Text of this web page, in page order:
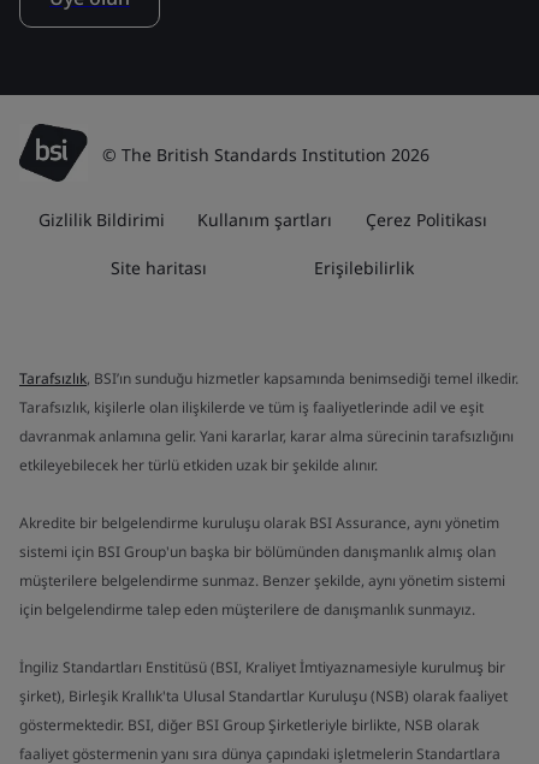
© The British Standards Institution 2026
Gizlilik Bildirimi Kullanım şartları Çerez Politikası
Site haritası Erişilebilirlik
Tarafsızlık, BSI’ın sunduğu hizmetler kapsamında benimsediği temel ilkedir.
Tarafsızlık, kişilerle olan ilişkilerde ve tüm iş faaliyetlerinde adil ve eşit
davranmak anlamına gelir. Yani kararlar, karar alma sürecinin tarafsızlığını
etkileyebilecek her türlü etkiden uzak bir şekilde alınır.
Akredite bir belgelendirme kuruluşu olarak BSI Assurance, aynı yönetim
sistemi için BSI Group'un başka bir bölümünden danışmanlık almış olan
müşterilere belgelendirme sunmaz. Benzer şekilde, aynı yönetim sistemi
için belgelendirme talep eden müşterilere de danışmanlık sunmayız.
İngiliz Standartları Enstitüsü (BSI, Kraliyet İmtiyaznamesiyle kurulmuş bir
şirket), Birleşik Krallık'ta Ulusal Standartlar Kuruluşu (NSB) olarak faaliyet
göstermektedir. BSI, diğer BSI Group Şirketleriyle birlikte, NSB olarak
faaliyet göstermenin yanı sıra dünya çapındaki işletmelerin Standartlara